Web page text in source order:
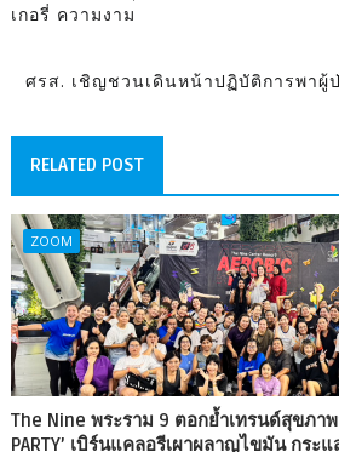
เกอรี่ ความงาม
ศรส. เชิญชวนเดินหน้าปฏิบัติการพาผู้
RELATED POST
ZOOM
The Nine พระราม 9 ตอกย้ำเทรนด์สุขภาพส
PARTY’ เบิร์นแคลอรีเผาผลาญไขมัน กระ